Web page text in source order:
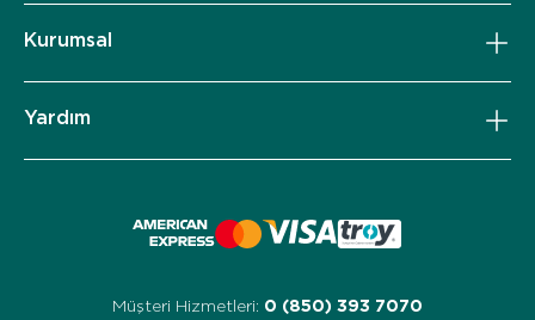
Kurumsal
Yardım
Müşteri Hizmetleri: 0 (850) 393 7070